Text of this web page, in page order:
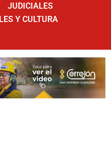
JUDICIALES
Y CULTURA